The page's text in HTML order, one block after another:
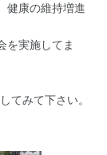
健康の維持増進
を実施してま
てみて下さい。